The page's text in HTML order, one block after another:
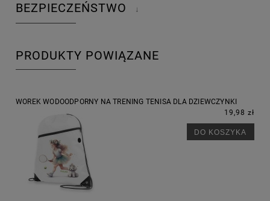
BEZPIECZEŃSTWO ↓
PRODUKTY POWIĄZANE
WOREK WODOODPORNY NA TRENING TENISA DLA DZIEWCZYNKI
19,98 zł
DO KOSZYKA